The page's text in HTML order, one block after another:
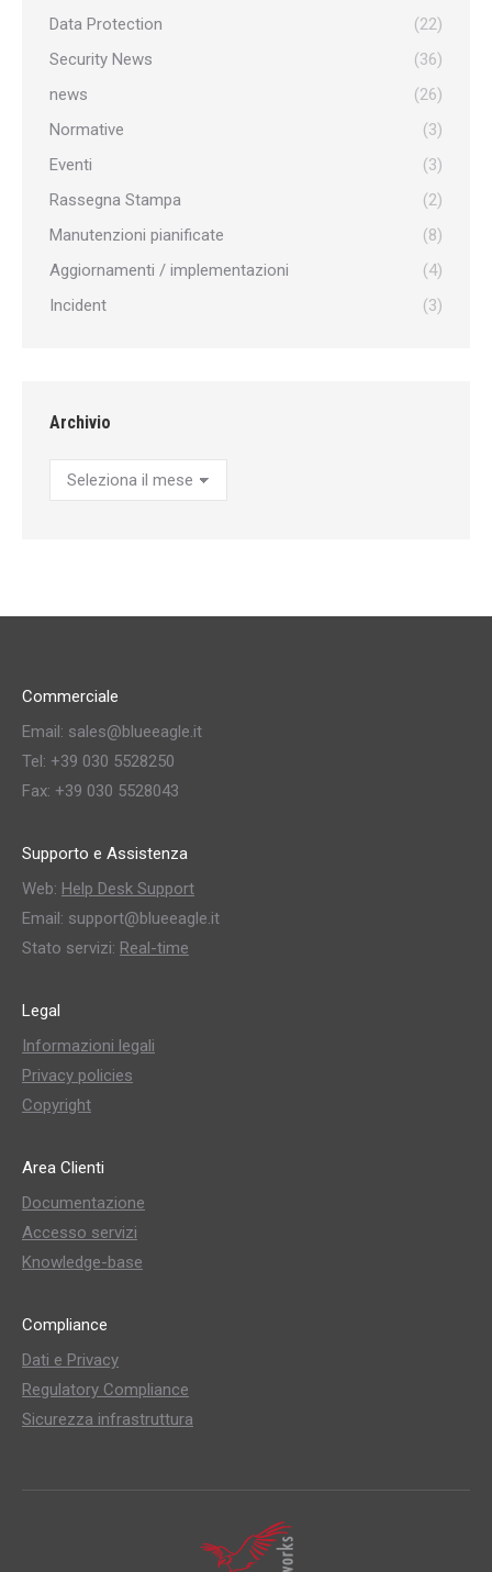
Data Protection
(22)
Security News
(36)
news
(26)
Normative
(3)
Eventi
(3)
Rassegna Stampa
(2)
Manutenzioni pianificate
(8)
Aggiornamenti / implementazioni
(4)
Incident
(3)
Archivio
Archivio
Commerciale
Email: sales@blueeagle.it
Tel: +39 030 5528250
Fax: +39 030 5528043
Supporto e Assistenza
Web: Help Desk Support
Email: support@blueeagle.it
Stato servizi: Real-time
Legal
Informazioni legali
Privacy policies
Copyright
Area Clienti
Documentazione
Accesso servizi
Knowledge-base
Compliance
Dati e Privacy
Regulatory Compliance
Sicurezza infrastruttura